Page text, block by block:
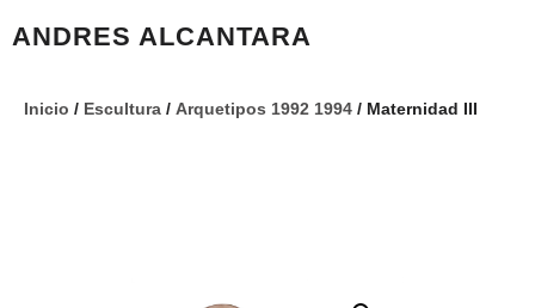
ANDRES ALCANTARA
Inicio / Escultura / Arquetipos 1992 1994 / Maternidad III